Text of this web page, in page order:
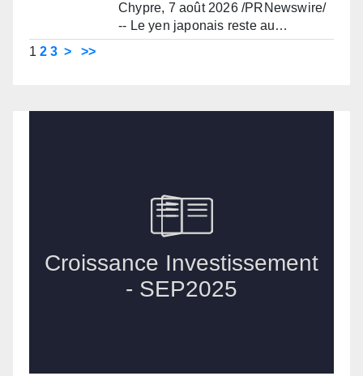
Chypre, 7 août 2026 /PRNewswire/
-- Le yen japonais reste au…
1 2 3 > >>